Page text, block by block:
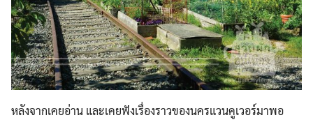
หลังจากเคยอ่าน และเคยฟังเรื่องราวของนครแวนคูเวอร์มาพอ